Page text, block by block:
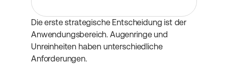
Die erste strategische Entscheidung ist der
Anwendungsbereich. Augenringe und
Unreinheiten haben unterschiedliche
Anforderungen.